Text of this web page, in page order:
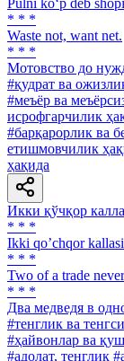
Pulni ko‘p deb
* * *
Waste not, want net.
* * *
Мотовство до
#қудрат ва
#меъёр ва
исрофгарчилик
#барқарорлик ва
етишмовчилик
ҳақида
Икки қўчқор
* * *
Ikki qoʼchqor
* * *
Two of a trade
* * *
Два медведя в
#тенглик ва
#ҳайвонлар ва
#адолат, тенглик